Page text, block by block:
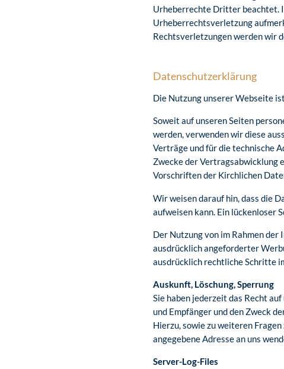
Urheberrechte Dritter beachtet.
Urheberrechtsverletzung
Rechtsverletzungen werden wir
Datenschutzerklärung
Die Nutzung unserer Webseite
Soweit auf unseren Seiten
werden, verwenden wir diese
Verträge und für die technische
Zwecke der Vertragsabwicklung
Vorschriften der Kirchlichen
Wir weisen darauf hin, dass die
aufweisen kann. Ein lückenloser
Der Nutzung von im Rahmen
ausdrücklich angeforderter
ausdrücklich rechtliche Schritte
Auskunft, Löschung, Sperrung
Sie haben jederzeit das Recht
und Empfänger und den Zweck
Hierzu, sowie zu weiteren
angegebene Adresse an uns
Server-Log-Files